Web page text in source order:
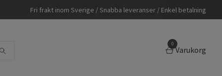
Fri frakt inom Sverige / Snabba leveranser / Enkel betalning
0
Varukorg